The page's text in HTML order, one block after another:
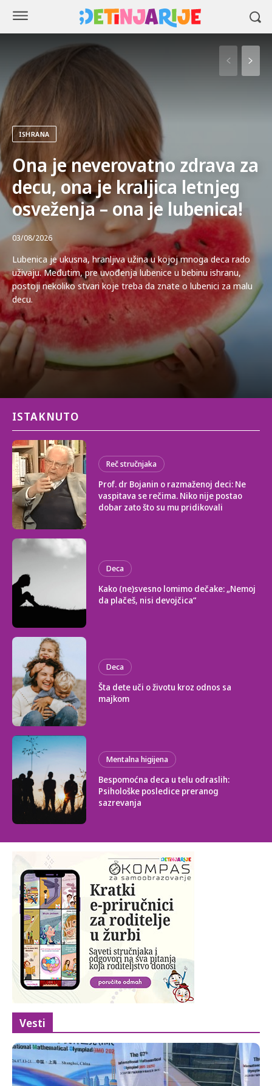
ISHRANA
Ona je neverovatno zdrava za
decu, ona je kraljica letnjeg
osveženja – ona je lubenica!
03/08/2026
Lubenica je ukusna, hranljiva užina u kojoj mnoga deca rado
uživaju. Međutim, pre uvođenja lubenice u bebinu ishranu,
postoji nekoliko stvari koje treba da znate o lubenici za malu
decu.
ISTAKNUTO
Reč stručnjaka
Prof. dr Bojanin o razmaženoj deci: Ne
vaspitava se rečima. Niko nije postao
dobar zato što su mu pridikovali
Deca
Kako (ne)svesno lomimo dečake: „Nemoj
da plačeš, nisi devojčica“
Deca
Šta dete uči o životu kroz odnos sa
majkom
Mentalna higijena
Bespomoćna deca u telu odraslih:
Psihološke posledice preranog
sazrevanja
Vesti